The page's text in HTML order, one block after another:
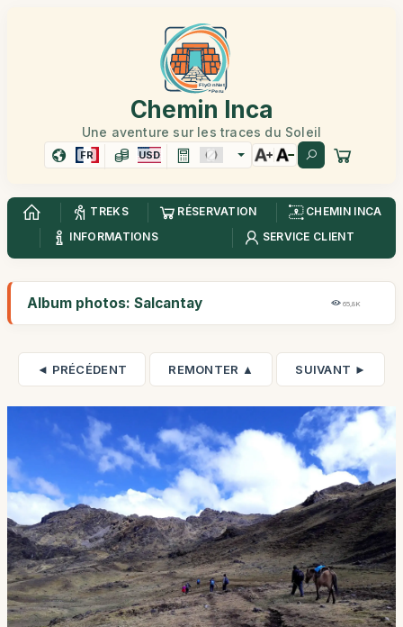
Chemin Inca
Une aventure sur les traces du Soleil
FR USD
TREKS RÉSERVATION
CHEMIN INCA
INFORMATIONS
SERVICE CLIENT
Album photos: Salcantay 65,8K
◄ PRÉCÉDENT REMONTER ▲ SUIVANT ►